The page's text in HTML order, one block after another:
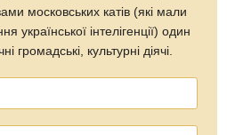
московських катів (які мали
української інтелігенції) один
громадські, культурні діячі.